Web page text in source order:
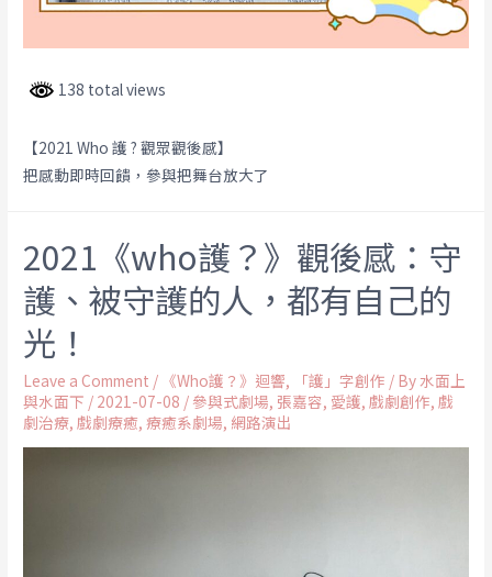
138 total views
【2021 Who 護 ? 觀眾觀後感】
把感動即時回饋，參與把舞台放大了
2021《who護？》觀後感：守
護、被守護的人，都有自己的
光！
Leave a Comment / 《Who護？》迴響, 「護」字創作 / By 水面上
與水面下 / 2021-07-08 / 參與式劇場, 張嘉容, 愛護,戲劇創作,戲
劇治療,戲劇療癒,療癒系劇場, 網路演出